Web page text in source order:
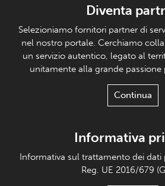
Diventa
Selezioniamo fornitori partner di
nel nostro portale. Cerchiamo
un servizio autentico, legato al
unitamente alla grande passione
Continua
Informativa
Informativa sul trattamento dei dati
Reg. UE 2016/679